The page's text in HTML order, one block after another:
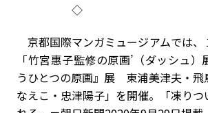
◇
京都国際マンガミュージアムでは、
「竹宮惠子監修の原画’（ダッシュ
うひとつの原画』展 東浦美津夫・飛
なえこ・忠津陽子」を開催。「凍りつ